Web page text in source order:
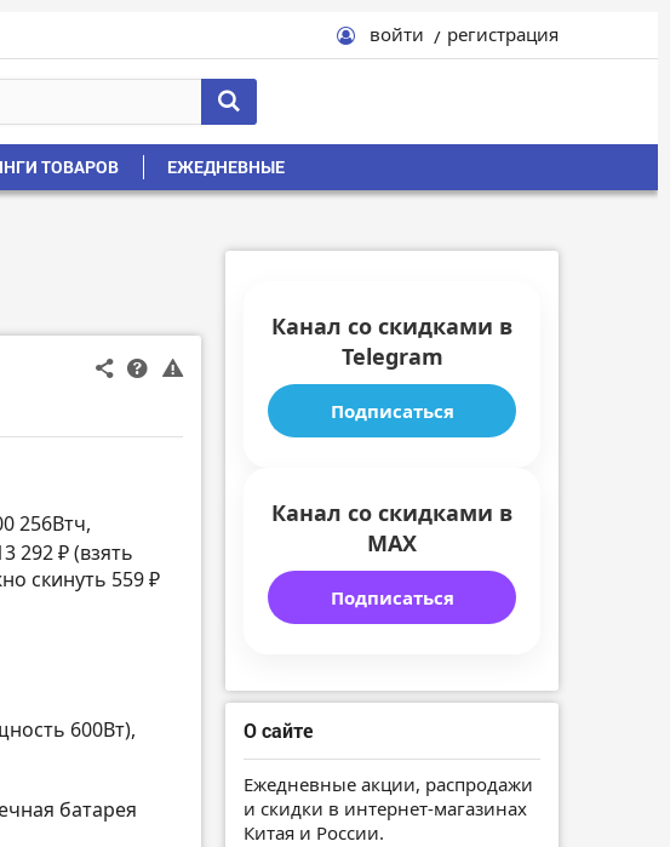
войти регистрация
ТОВАРОВ ЕЖЕДНЕВНЫЕ
256Втч,
292 ₽ (взять
скинуть 559 ₽
600Вт),
батарея
Канал со скидками в
Telegram
Подписаться
Канал со скидками в
MAX
Подписаться
О сайте
Ежедневные акции, распродажи
и скидки в интернет-магазинах
Китая и России.